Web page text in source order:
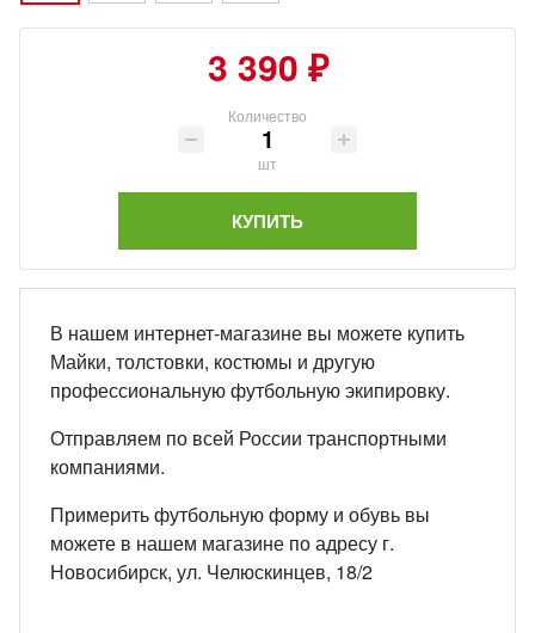
3 390 ₽
Количество
шт
КУПИТЬ
В нашем интернет-магазине вы можете купить
Майки, толстовки, костюмы и другую
профессиональную футбольную экипировку.
Отправляем по всей России транспортными
компаниями.
Примерить футбольную форму и обувь вы
можете в нашем магазине по адресу г.
Новосибирск, ул. Челюскинцев, 18/2